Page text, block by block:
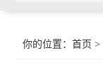
你的位置：首页 >